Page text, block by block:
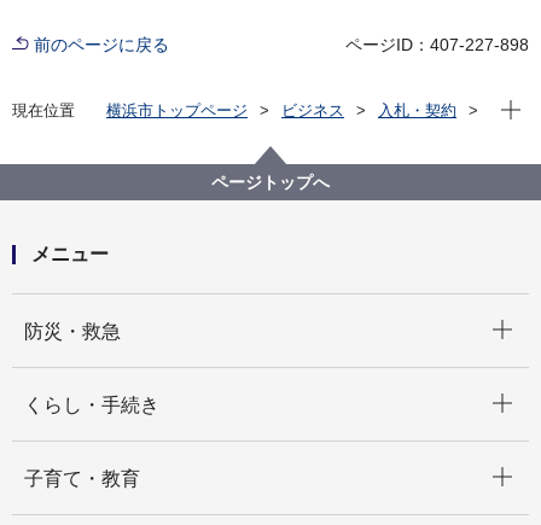
前のページに戻る ページID：407-227-898
現在位置 横浜市トップページ ビジネス
入札・契約
【見積合わせ結果掲載】横浜市港南区デジタル活用支
援業務委託
現在
ページトップへ
メニュー
防災・救急
くらし・手続き
子育て・教育